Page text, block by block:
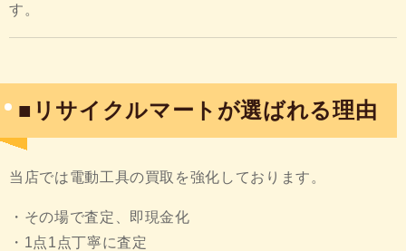
す。
■リサイクルマートが選ばれる理由
当店では電動工具の買取を強化しております。
・その場で査定、即現金化
・1点1点丁寧に査定